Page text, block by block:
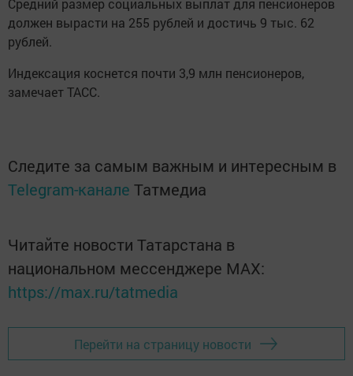
Средний размер социальных выплат для пенсионеров
должен вырасти на 255 рублей и достичь 9 тыс. 62
рублей.
Индексация коснется почти 3,9 млн пенсионеров,
замечает ТАСС.
Следите за самым важным и интересным в
Telegram-канале Татмедиа
Читайте новости Татарстана в
национальном мессенджере MАХ:
https://max.ru/tatmedia
Перейти на страницу новости